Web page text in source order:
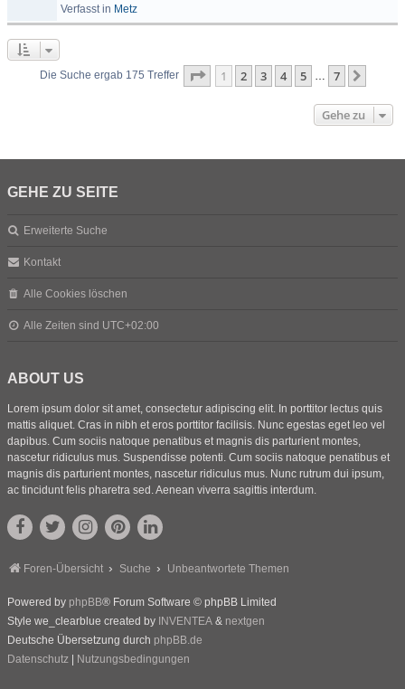
Verfasst in Metz
Die Suche ergab 175 Treffer Seite 1von
1 2 3 4 5 … 7
Gehe zu
GEHE ZU SEITE
Erweiterte Suche
Kontakt
Alle Cookies löschen
Alle Zeiten sind UTC+02:00
ABOUT US
Lorem ipsum dolor sit amet, consectetur adipiscing elit. In porttitor lectus quis
mattis aliquet. Cras in nibh et eros porttitor facilisis. Nunc egestas eget leo vel
dapibus. Cum sociis natoque penatibus et magnis dis parturient montes,
nascetur ridiculus mus. Suspendisse potenti. Cum sociis natoque penatibus et
magnis dis parturient montes, nascetur ridiculus mus. Nunc rutrum dui ipsum,
ac tincidunt felis pharetra sed. Aenean viverra sagittis interdum.
Foren-Übersicht Suche Unbeantwortete Themen
Powered by phpBB® Forum Software © phpBB Limited
Style we_clearblue created by INVENTEA & nextgen
Deutsche Übersetzung durch phpBB.de
Datenschutz
Nutzungsbedingungen